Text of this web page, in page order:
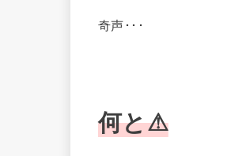
奇声･･･
何と⚠